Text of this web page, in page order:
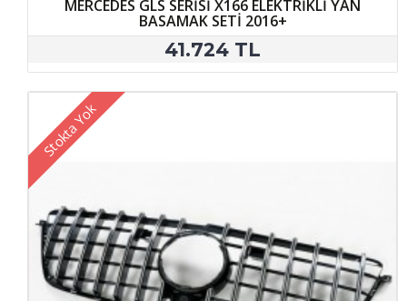
MERCEDES GLS SERİSİ X166 ELEKTRİKLİ YAN
BASAMAK SETİ 2016+
41.724 TL
Stokta Yok